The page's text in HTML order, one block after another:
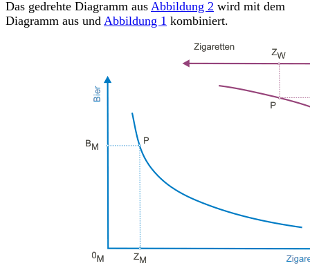
Das gedrehte Diagramm aus Abbildung 2 wird mit dem
Diagramm aus und Abbildung 1 kombiniert.